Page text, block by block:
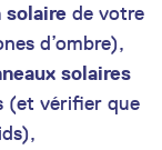
de votre
d’ombre),
solaires
(et vérifier que